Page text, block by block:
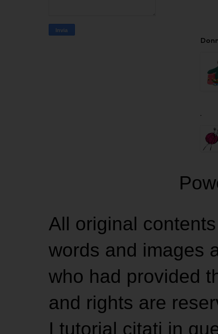
.
All original
words and images
who had provided
and rights are
I tutorial citati in